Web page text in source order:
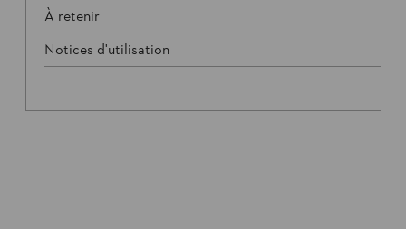
À retenir
Notices d'utilisation